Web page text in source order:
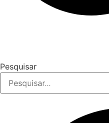
Pesquisar